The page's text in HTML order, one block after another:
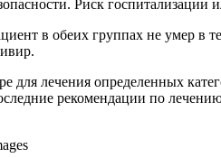
Риск
в обеих группах не умер в
для лечения определенных
рекомендации по